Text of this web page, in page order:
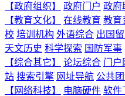
【政府组织】
政府门户 政府
【教育文化】
在线教育 教育
校 培训机构 外语综合 出国
天文历史 科学探索 国防军事
【综合其它】
论坛综合 门户
站 搜索引擎 网址导航 公共
【网络科技】
电脑硬件 软件